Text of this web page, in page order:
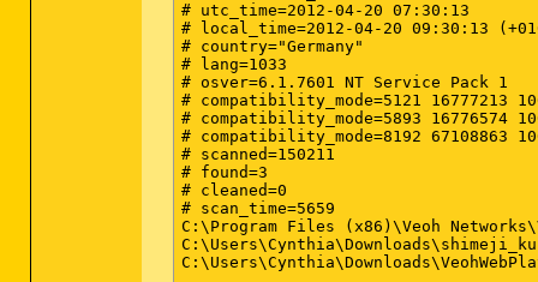
# utc_time=2012-04-20 07:30:13
# local_time=2012-04-20 09:30:13
# country="Germany"
# lang=1033
# osver=6.1.7601 NT Service Pack 1
# compatibility_mode=5121 16777213
# compatibility_mode=5893 16776574
# compatibility_mode=8192 67108863
# scanned=150211
# found=3
# cleaned=0
# scan_time=5659
C:\Program Files (x86)\Veoh Networks\VeohWebPlayer\qlps-qlipso-sntb.exe	Win32/
C:\Users\Cynthia\Downloads\shimeji_kuran_kaname_downloader.exe	a variant of Win32/
C:\Users\Cynthia\Downloads\VeohWebPlayerSetup_eng.exe	Win32/Toolbar.Zugo application (unable to